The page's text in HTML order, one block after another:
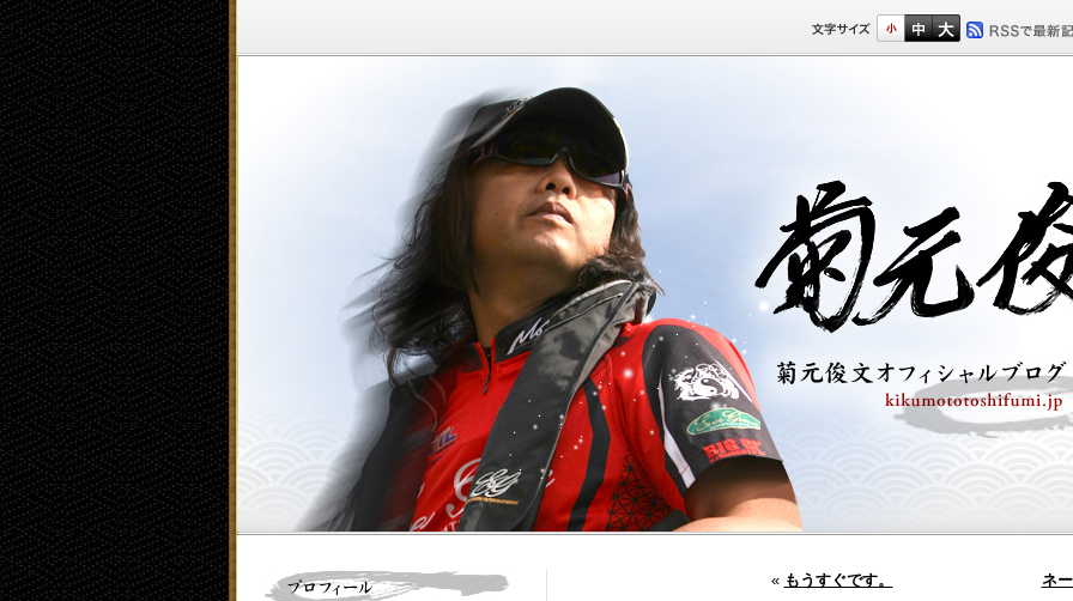
« もうすぐです。 ネ